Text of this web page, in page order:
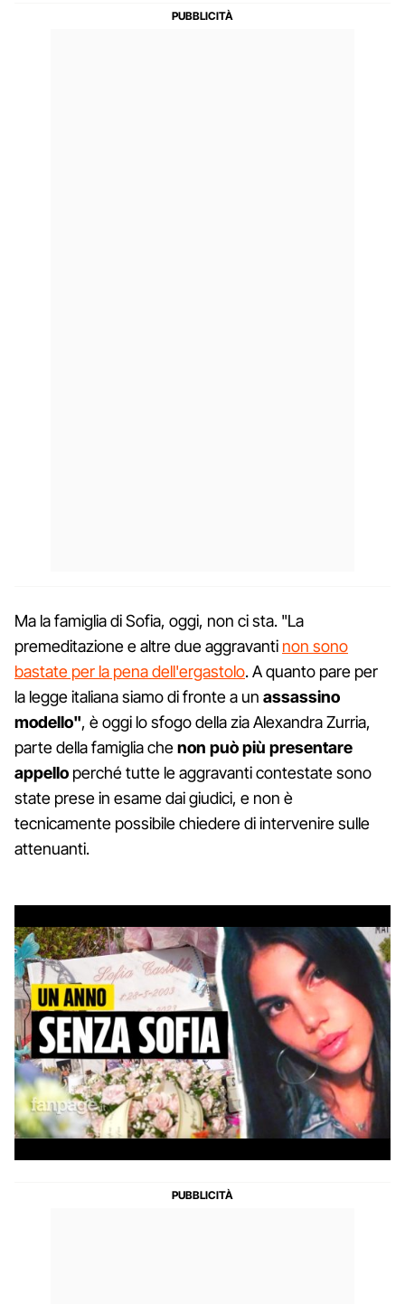
Ma la famiglia di Sofia, oggi, non ci sta. "La
premeditazione e altre due aggravanti non sono
bastate per la pena dell'ergastolo. A quanto pare per
la legge italiana siamo di fronte a un assassino
modello", è oggi lo sfogo della zia Alexandra Zurria,
parte della famiglia chenon può più presentare
appello perché tutte le aggravanti contestate sono
state prese in esame dai giudici, e non è
tecnicamente possibile chiedere di intervenire sulle
attenuanti.